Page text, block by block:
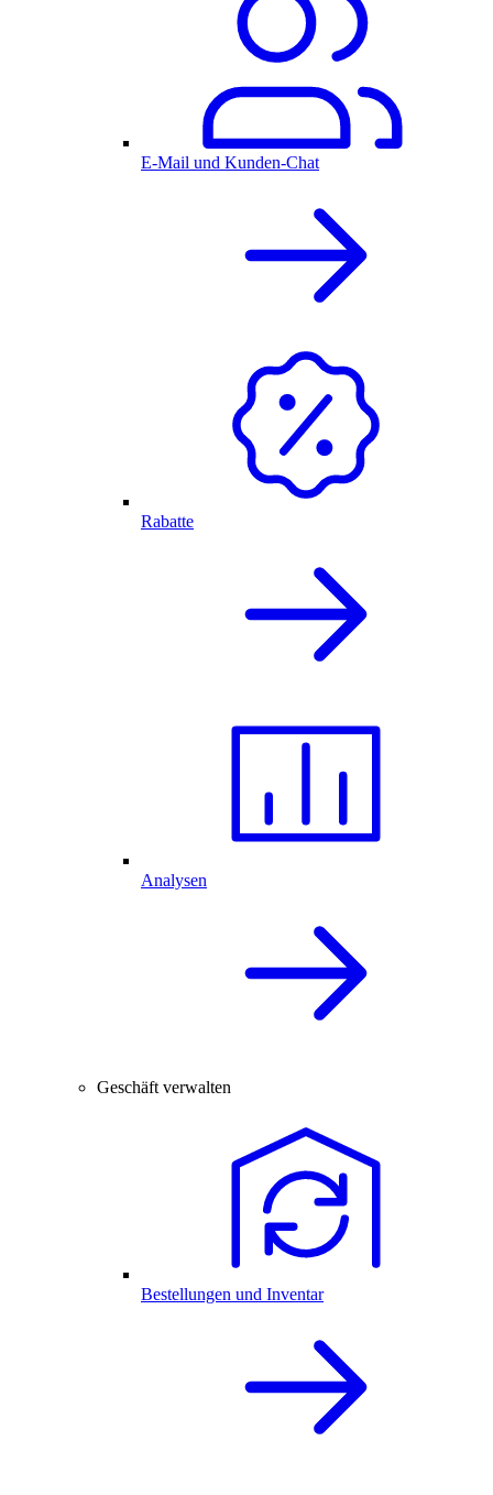
E-Mail und Kunden-Chat
Rabatte
Analysen
Geschäft verwalten
Bestellungen und Inventar